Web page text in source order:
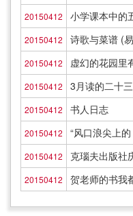
20150412 小学课本中的
20150412 诗歌与菜谱 (
20150412 虚幻的花园里
20150412 3月读的二十
20150412 书人日志
20150412 “风口浪尖上
20150412 克瑙夫出版社
20150412 贺老师的书我